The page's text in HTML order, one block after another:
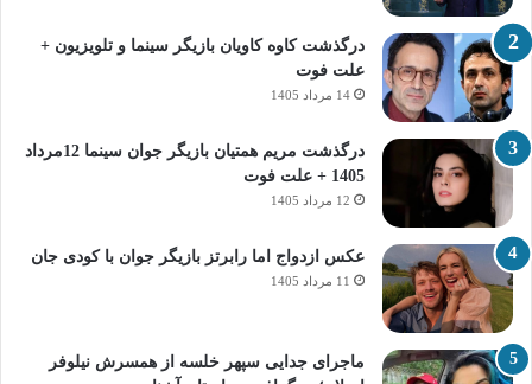
درگذشت کاوه کاویان بازیگر سینما و تلویزیون +
علت فوت
14 مرداد 1405
درگذشت مریم همتیان بازیگر جوان سینما 12مرداد
1405 + علت فوت
12 مرداد 1405
عکس ازدواج اما رابرتز بازیگر جوان با کودی جان
11 مرداد 1405
ماجرای جدایی سپهر خلسه از همسرش نیلوفر